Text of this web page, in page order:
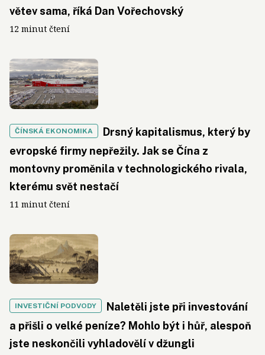
větev sama, říká Dan Vořechovský
12 minut čtení
ČÍNSKÁ EKONOMIKA
Drsný kapitalismus, který by
evropské firmy nepřežily. Jak se Čína z
montovny proměnila v technologického rivala,
kterému svět nestačí
11 minut čtení
INVESTIČNÍ PODVODY
Naletěli jste při investování
a přišli o velké peníze? Mohlo být i hůř, alespoň
jste neskončili vyhladovělí v džungli